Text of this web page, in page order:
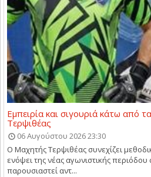
Εμπειρία και σιγουριά κάτω από
Τερψιθέας
06 Αυγούστου 2026 23:30
Ο Μαχητής Τερψιθέας συνεχίζει
ενόψει της νέας αγωνιστικής
παρουσιαστεί αντ...